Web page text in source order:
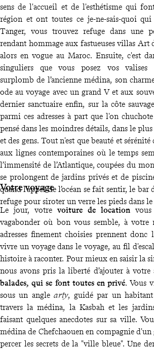
sens de l'accueil et de l'esthétisme qui
région et ont toutes ce je-ne-sais-quoi
Tanger, vous trouvez refuge dans une
rendant hommage aux fastueuses villas Art
alors en vogue au Maroc. Ensuite, c'est
singuliers que vous posez vos valises
surplomb de l’ancienne médina, son
ode au voyage avec un grand V et aux
dernier sanctuaire enfin, sur la côte
parmi ces adresses à part que l'on
pensé dans les moindres détails, dans le
et des gens. Tout n'est que beauté et
aux lignes contemporaines où le temps
l’immensité de l’Atlantique, coupées du
se prolongent de jardins privés et de
quand l’appel de l’océan se fait sentir, le
refuge pour siroter un verre les pieds dans le
Votre voyage
Le jour, votre voiture de location
vagabonder où bon vous semble, à
adresses finement choisies prennent
vivre un voyage dans le voyage, au fil
histoire à raconter. Pour mieux en saisir la
nous avons pris la liberté d’ajouter à votre
balades, qui se font toutes en privé. Vous
sous un angle arty, guidé par un
travers la médina, la Kasbah et les
faisant quelques anecdotes sur sa ville.
médina de Chefchaouen en compagnie
percer les secrets de la "ville bleue". Une